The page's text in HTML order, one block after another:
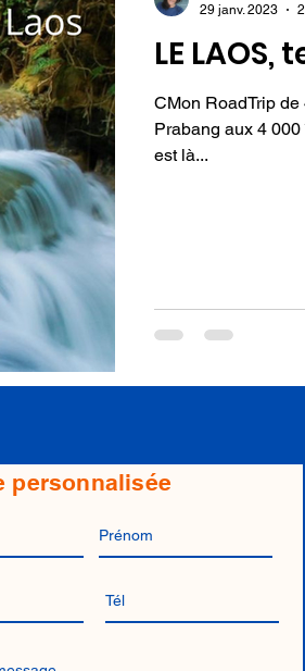
LE
CMon RoadTrip
Prabang aux 4
est là...
29 janv. 2023
personnalisée